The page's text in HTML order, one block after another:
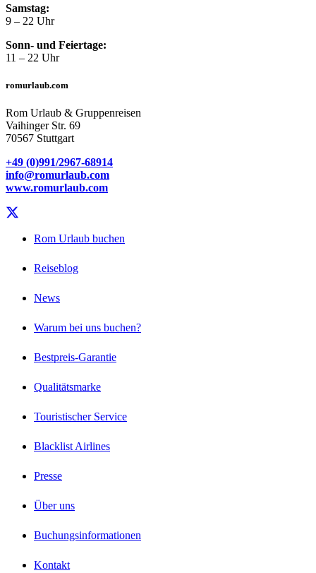
Samstag:
9 – 22 Uhr
Sonn- und Feiertage:
11 – 22 Uhr
romurlaub.com
Rom Urlaub & Gruppenreisen
Vaihinger Str. 69
70567 Stuttgart
+49 (0)991/2967-68914
info@romurlaub.com
www.romurlaub.com
Rom Urlaub buchen
Reiseblog
News
Warum bei uns buchen?
Bestpreis-Garantie
Qualitätsmarke
Touristischer Service
Blacklist Airlines
Presse
Über uns
Buchungsinformationen
Kontakt